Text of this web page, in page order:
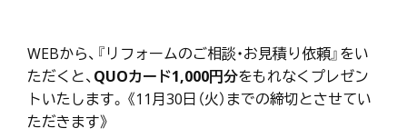
WEBから、『リフォームのご相談・お見積り依頼』をい
ただくと、QUOカード1,000円分をもれなくプレゼン
トいたします。《11月30日（火）までの締切とさせてい
ただきます》